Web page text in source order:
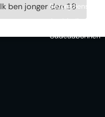
Bezorgdienst
Aanbiedingen
Cadeaubonnen
Ik ben jonger dan 18